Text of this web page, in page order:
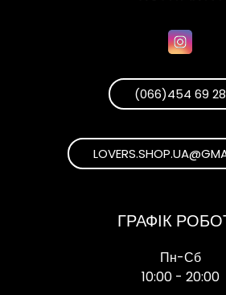
(066)454 69 28
ГРАФІК
Пн-Сб
10:00 - 20:00